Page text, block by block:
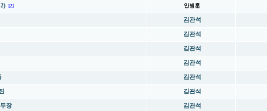
[2] 안병훈
김관석
김관석
김관석
김관석
김관석
김관석
장 김관석